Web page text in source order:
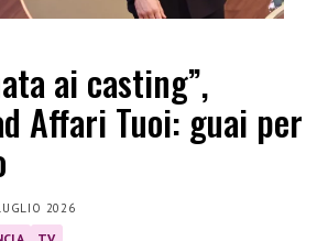
ai casting”,
Affari Tuoi: guai per
2026